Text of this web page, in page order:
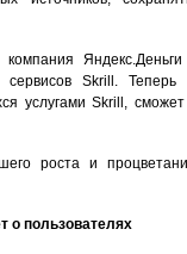
сервисов Skrill.
услугами Skrill,
роста и
о пользователях